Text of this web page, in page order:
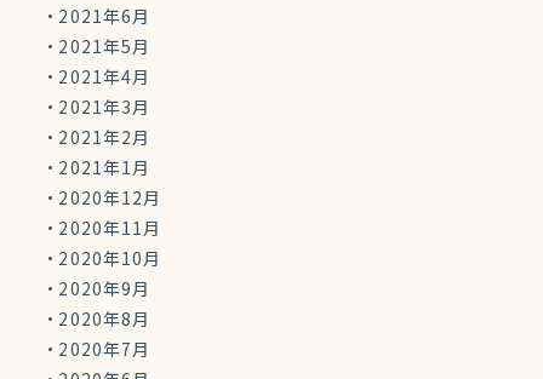
2021年6月
2021年5月
2021年4月
2021年3月
2021年2月
2021年1月
2020年12月
2020年11月
2020年10月
2020年9月
2020年8月
2020年7月